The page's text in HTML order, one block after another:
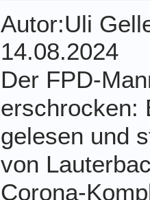
Autor:Uli
14.08.2024
Der FPD-
erschrocken:
gelesen und
von
Corona-